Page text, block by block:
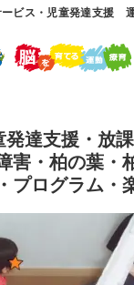
ビス・児童発達支援
達支援・放
害・柏の葉・
プログラム・